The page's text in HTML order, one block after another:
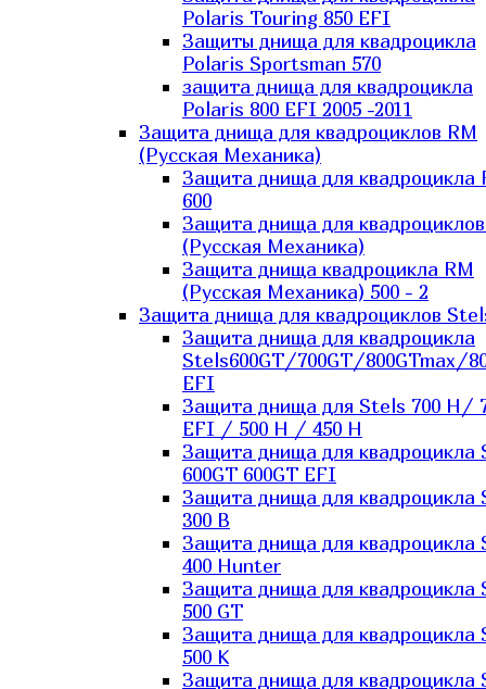
Polaris Touring 850 EFI
Защиты днища для квадроцикла
Polaris Sportsman 570
защита днища для квадроцикла
Polaris 800 EFI 2005 -2011
Защита днища для квадроциклов RM
(Русская Механика)
Защита днища для квадроцикла
600
Защита днища для
(Русская Механика)
Защита днища квадроцикла RM
(Русская Механика) 500 - 2
Защита днища для квадроциклов
Защита днища для квадроцикла
Stels600GT/700GT/800GTmax/
EFI
Защита днища для Stels 700 H/
EFI / 500 H / 450 H
Защита днища для квадроцикла
600GT 600GT EFI
Защита днища для квадроцикла
300 B
Защита днища для квадроцикла
400 Hunter
Защита днища для квадроцикла
500 GT
Защита днища для квадроцикла
500 K
Защита днища для квадроцикла